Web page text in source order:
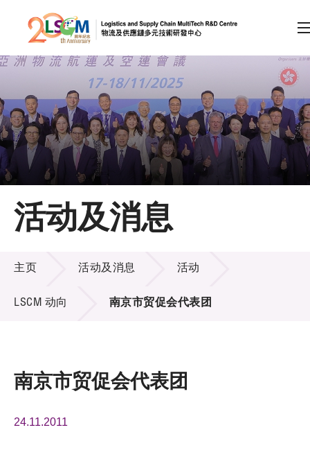
跳到内容（按回车键）
会员登录
A A EN 繁 简
主页
关于LSCM
技术商品化
项目及资助计划
活动及消息
奖项
活动及消息
活动及消息
主页 活动及消息 活动
LSCM 动向 南京市贸促会代表团
南京市贸促会代表团
24.11.2011